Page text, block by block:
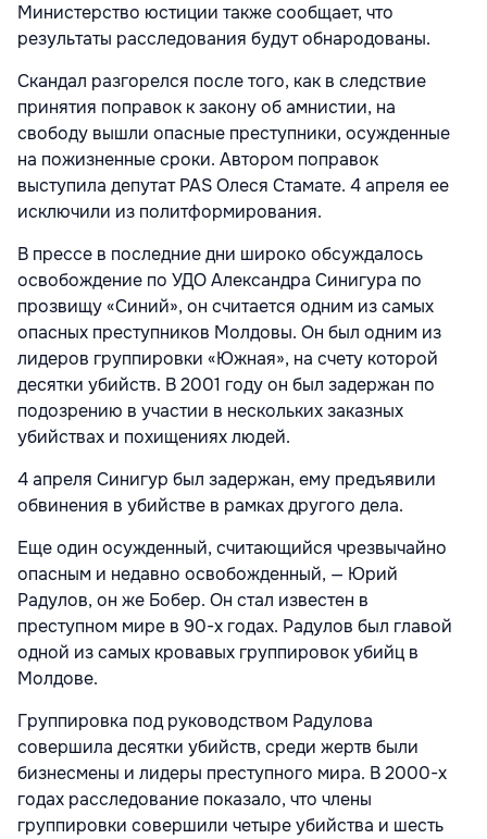
Министерство юстиции также сообщает, что
результаты расследования будут обнародованы.
Скандал разгорелся после того, как в следствие
принятия поправок к закону об амнистии, на
свободу вышли опасные преступники, осужденные
на пожизненные сроки. Автором поправок
выступила депутат PAS Олеся Стамате. 4 апреля ее
исключили из политформирования.
В прессе в последние дни широко обсуждалось
освобождение по УДО Александра Синигура по
прозвищу «Синий», он считается одним из самых
опасных преступников Молдовы. Он был одним из
лидеров группировки «Южная», на счету которой
десятки убийств. В 2001 году он был задержан по
подозрению в участии в нескольких заказных
убийствах и похищениях людей.
4 апреля Синигур был задержан, ему предъявили
обвинения в убийстве в рамках другого дела.
Еще один осужденный, считающийся чрезвычайно
опасным и недавно освобожденный, — Юрий
Радулов, он же Бобер. Он стал известен в
преступном мире в 90-х годах. Радулов был главой
одной из самых кровавых группировок убийц в
Молдове.
Группировка под руководством Радулова
совершила десятки убийств, среди жертв были
бизнесмены и лидеры преступного мира. В 2000-х
годах расследование показало, что члены
группировки совершили четыре убийства и шесть